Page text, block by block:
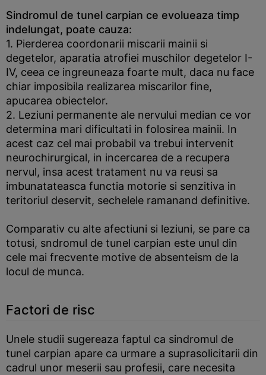
Sindromul de tunel carpian ce evolueaza timp
indelungat, poate cauza:
1. Pierderea coordonarii miscarii mainii si
degetelor, aparatia atrofiei muschilor degetelor I-
IV, ceea ce ingreuneaza foarte mult, daca nu face
chiar imposibila realizarea miscarilor fine,
apucarea obiectelor.
2. Leziuni permanente ale nervului median ce vor
determina mari dificultati in folosirea mainii. In
acest caz cel mai probabil va trebui intervenit
neurochirurgical, in incercarea de a recupera
nervul, insa acest tratament nu va reusi sa
imbunatateasca functia motorie si senzitiva in
teritoriul deservit, sechelele ramanand definitive.
Comparativ cu alte afectiuni si leziuni, se pare ca
totusi, sndromul de tunel carpian este unul din
cele mai frecvente motive de absenteism de la
locul de munca.
Factori de risc
Unele studii sugereaza faptul ca sindromul de
tunel carpian apare ca urmare a suprasolicitarii din
cadrul unor meserii sau profesii, care necesita